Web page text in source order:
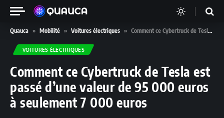
Quauca » Mobilité » Voitures électriques » Comment ce Cybertruck de Tesla est passé d’une valeur de 95 000 euros à seulement 7 000 euros
VOITURES ÉLECTRIQUES
Comment ce Cybertruck de Tesla est
passé d’une valeur de 95 000 euros
à seulement 7 000 euros